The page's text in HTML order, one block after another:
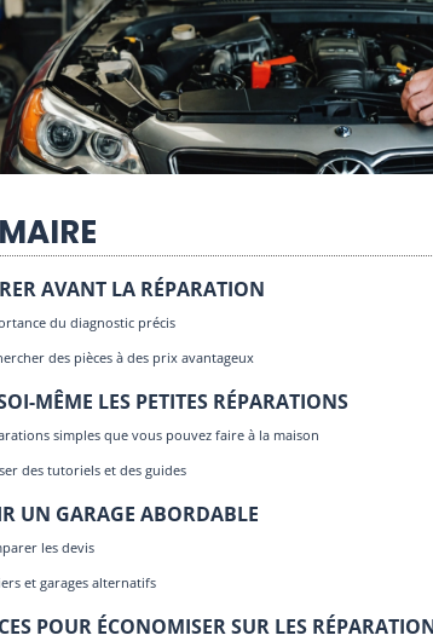
AVANT LA RÉPARATION
du diagnostic précis
des pièces à des prix avantageux
MÊME LES PETITES RÉPARATIONS
simples que vous pouvez faire à la maison
des tutoriels et des guides
UN GARAGE ABORDABLE
les devis
et garages alternatifs
POUR ÉCONOMISER SUR LES